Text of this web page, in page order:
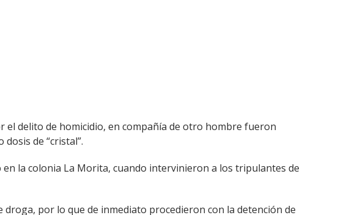
el delito de homicidio, en compañía de otro hombre fueron
de “cristal”.
la colonia La Morita, cuando intervinieron a los tripulantes de
por lo que de inmediato procedieron con la detención de